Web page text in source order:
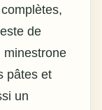
de
minestrone
pâtes et
un